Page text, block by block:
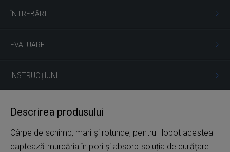
ÎNTREBĂRI
EVALUARE
INSTRUCȚIUNI
Descrirea produsului
Cârpe de schimb, mari și rotunde, pentru Hobot acestea
captează murdăria în pori și absorb soluția de curățare